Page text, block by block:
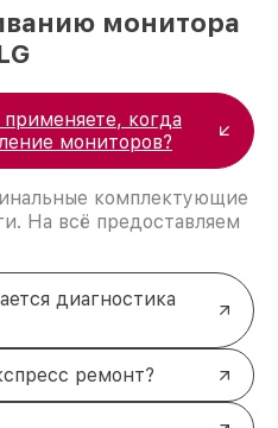
монитора
когда
мониторов?
комплектующие
На всё предоставляем
диагностика
ремонт?